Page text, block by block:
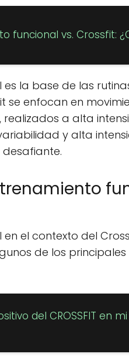
funcional vs. Crossfit:
la base de las
se enfocan en
a alta
y alta
desafiante.
el contexto del
de los
del CROSSFIT en